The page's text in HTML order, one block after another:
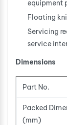
equipment
Floating
Servicing
service
Dimensions
Part No.
Packed
(mm)